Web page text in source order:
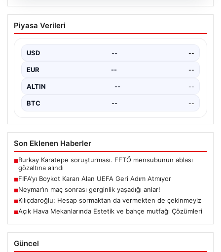
06.08.2026
FIFA’yı Boykot Kararı Alan UEFA Geri
Adım Atmıyor
günlerde gündeme gelen FIFA Başkanı Gianni
Infantino'nun Dünya…
Piyasa Verileri
USD -- --
EUR -- --
ALTIN -- --
BTC -- --
Son Eklenen Haberler
■Burkay Karatepe soruşturması. FETÖ mensubunun ablası
gözaltına alındı
■FIFA’yı Boykot Kararı Alan UEFA Geri Adım Atmıyor
■Neymar’ın maç sonrası gerginlik yaşadığı anlar!
■Kılıçdaroğlu: Hesap sormaktan da vermekten de çekinmeyiz
■Açık Hava Mekanlarında Estetik ve bahçe mutfağı Çözümleri
Güncel